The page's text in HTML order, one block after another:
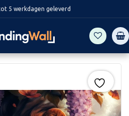
5 werkdagen geleverd